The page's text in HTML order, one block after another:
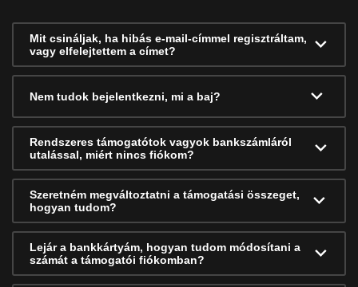
Mit csináljak, ha hibás e-mail-címmel regisztráltam,
vagy elfelejtettem a címet?
Nem tudok bejelentkezni, mi a baj?
Rendszeres támogatótok vagyok bankszámláról
utalással, miért nincs fiókom?
Szeretném megváltoztatni a támogatási összeget,
hogyan tudom?
Lejár a bankkártyám, hogyan tudom módosítani a
számát a támogatói fiókomban?